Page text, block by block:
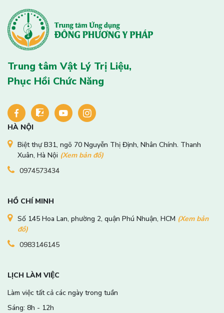
Trung tâm Vật Lý Trị Liệu,
Phục Hồi Chức Năng
HÀ NỘI
Biệt thự B31, ngõ 70 Nguyễn Thị Định, Nhân Chính. Thanh
Xuân, Hà Nội (Xem bản đồ)
0974573434
HỒ CHÍ MINH
Số 145 Hoa Lan, phường 2, quận Phú Nhuận, HCM (Xem bản
đồ)
0983146145
LỊCH LÀM VIỆC
Làm việc tất cả các ngày trong tuần
Sáng: 8h - 12h